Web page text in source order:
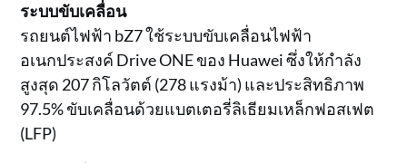
ระบบขับเคลื่อน
รถยนต์ไฟฟ้า bZ7 ใช้ระบบขับเคลื่อนไฟฟ้า
อเนกประสงค์ Drive ONE ของ Huawei ซึ่งให้กำลัง
สูงสุด 207 กิโลวัตต์ (278 แรงม้า) และประสิทธิภาพ
97.5% ขับเคลื่อนด้วยแบตเตอรี่ลิเธียมเหล็กฟอสเฟต
(LFP)